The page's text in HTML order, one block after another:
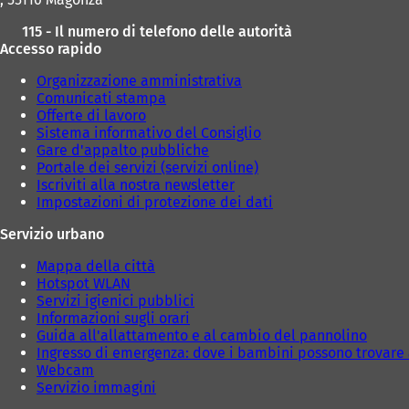
115 - Il numero di telefono delle autorità
Accesso rapido
Organizzazione amministrativa
Comunicati stampa
Offerte di lavoro
Sistema informativo del Consiglio
Gare d'appalto pubbliche
Portale dei servizi (servizi online)
Iscriviti alla nostra newsletter
Impostazioni di protezione dei dati
Servizio urbano
Mappa della città
Hotspot WLAN
Servizi igienici pubblici
Informazioni sugli orari
Guida all'allattamento e al cambio del pannolino
Ingresso di emergenza: dove i bambini possono
Webcam
Servizio immagini